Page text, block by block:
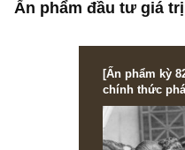
Ấn phẩm đầu tư
[Ấn phẩm
chính